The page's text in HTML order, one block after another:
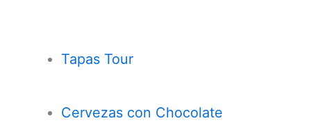
Tapas Tour
Cervezas con Chocolate